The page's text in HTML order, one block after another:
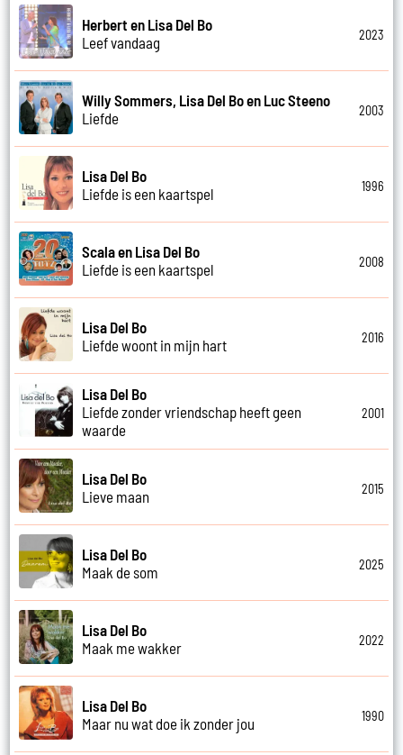
Herbert en Lisa Del Bo
Leef vandaag
2023
Willy Sommers, Lisa Del Bo en Luc Steeno
Liefde
2003
Lisa Del Bo
Liefde is een kaartspel
1996
Scala en Lisa Del Bo
Liefde is een kaartspel
2008
Lisa Del Bo
Liefde woont in mijn hart
2016
Lisa Del Bo
Liefde zonder vriendschap heeft geen
waarde
2001
Lisa Del Bo
Lieve maan
2015
Lisa Del Bo
Maak de som
2025
Lisa Del Bo
Maak me wakker
2022
Lisa Del Bo
Maar nu wat doe ik zonder jou
1990